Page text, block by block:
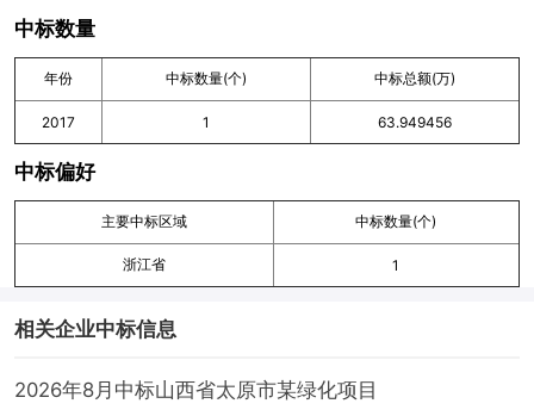
中标数量
年份 中标数量(个) 中标总额(万)
2017 1 63.949456
中标偏好
主要中标区域 中标数量(个)
浙江省 1
相关企业中标信息
2026年8月中标山西省太原市某绿化项目